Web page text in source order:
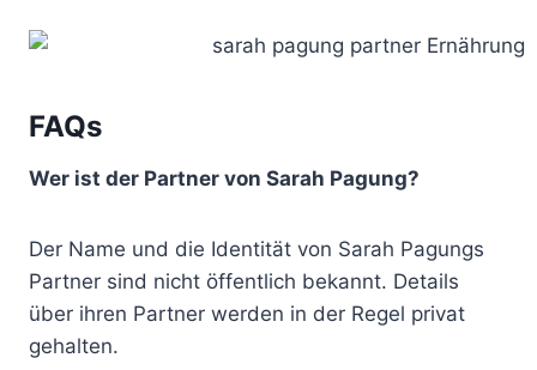
FAQs
Wer ist der Partner von Sarah Pagung?
Der Name und die Identität von Sarah Pagungs
Partner sind nicht öffentlich bekannt. Details
über ihren Partner werden in der Regel privat
gehalten.